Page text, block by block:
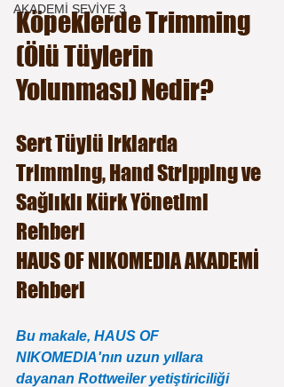
AKADEMİ SEVİYE 3
Köpeklerde Trimming
(Ölü Tüylerin
Yolunması) Nedir?
Sert Tüylü Irklarda
Trimming, Hand Stripping ve
Sağlıklı Kürk Yönetimi
Rehberi
HAUS OF NIKOMEDIA AKADEMİ
Rehberi
Bu makale, HAUS OF
NIKOMEDIA'nın uzun yıllara
dayanan Rottweiler yetiştiriciliği